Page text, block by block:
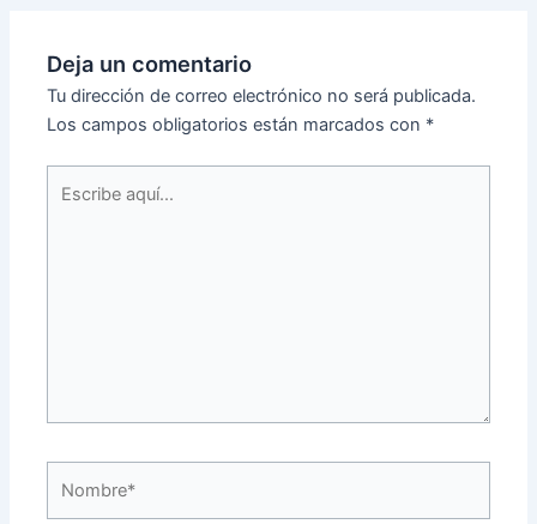
Deja un comentario
Tu dirección de correo electrónico no será publicada.
Los campos obligatorios están marcados con *
aquí...